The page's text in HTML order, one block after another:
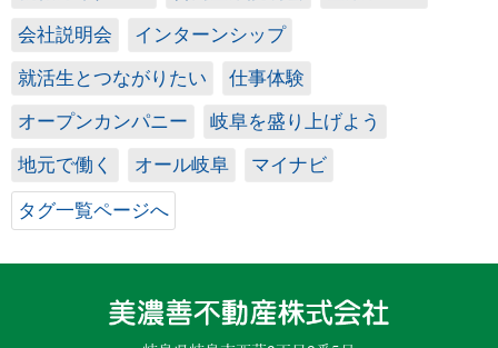
会社説明会 インターンシップ
就活生とつながりたい 仕事体験
オープンカンパニー 岐阜を盛り上げよう
地元で働く オール岐阜 マイナビ
タグ一覧ページへ